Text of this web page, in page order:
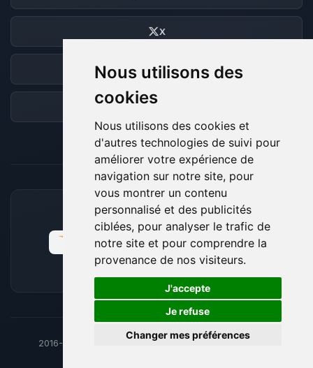
Nous utilisons des
cookies
Nous utilisons des cookies et
d'autres technologies de suivi pour
améliorer votre expérience de
navigation sur notre site, pour
vous montrer un contenu
personnalisé et des publicités
ciblées, pour analyser le trafic de
notre site et pour comprendre la
provenance de nos visiteurs.
J'accepte
Je refuse
Changer mes préférences
X
Discord
Forum
MOYENS DE PAIEMENT ACCEPTÉS
2016-26 © BoxToPlay - ByteLogic tous droits réservés
🍪